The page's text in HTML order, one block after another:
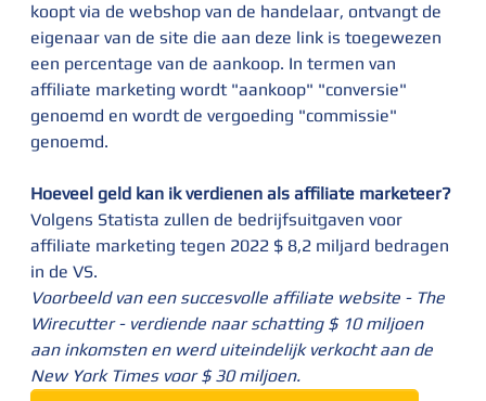
koopt via de webshop van de handelaar, ontvangt de
eigenaar van de site die aan deze link is toegewezen
een percentage van de aankoop. In termen van
affiliate marketing wordt "aankoop" "conversie"
genoemd en wordt de vergoeding "commissie"
genoemd.
Hoeveel geld kan ik verdienen als affiliate marketeer?
Volgens Statista zullen de bedrijfsuitgaven voor
affiliate marketing tegen 2022 $ 8,2 miljard bedragen
in de VS.
Voorbeeld van een succesvolle affiliate website - The
Wirecutter - verdiende naar schatting $ 10 miljoen
aan inkomsten en werd uiteindelijk verkocht aan de
New York Times voor $ 30 miljoen.